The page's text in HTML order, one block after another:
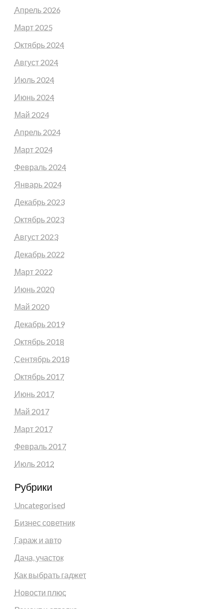
Апрель 2026
Март 2025
Октябрь 2024
Август 2024
Июль 2024
Июнь 2024
Май 2024
Апрель 2024
Март 2024
Февраль 2024
Январь 2024
Декабрь 2023
Октябрь 2023
Август 2023
Декабрь 2022
Март 2022
Июнь 2020
Май 2020
Декабрь 2019
Октябрь 2018
Сентябрь 2018
Октябрь 2017
Июнь 2017
Май 2017
Март 2017
Февраль 2017
Июль 2012
Рубрики
Uncategorised
Бизнес советник
Гараж и авто
Дача, участок
Как выбрать гаджет
Новости плюс